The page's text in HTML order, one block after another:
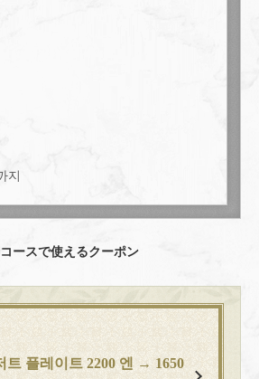
지
ースで使えるクーポン
트 플레이트 2200 엔 → 1650
! 벌의 단골 포함 총 7품 "식사만 코스" |
HACHI (ムロマチカフェハ
４-４-１０東短室町ビルB１F
214694989
閉じる